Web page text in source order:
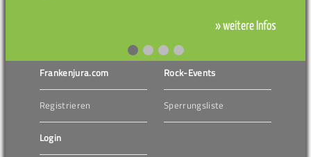
» weitere Infos
Frankenjura.com
Registrieren
Login
Rock-Events
Sperrungsliste